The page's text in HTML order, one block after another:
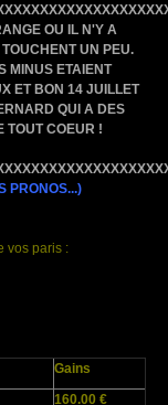
OU IL N'Y A
UN PEU.
MINUS ETAIENT
ET BON 14 JUILLET
QUI A DES
TOUT COEUR !
PRONOS...)
vos paris :
Gains
160.00 €